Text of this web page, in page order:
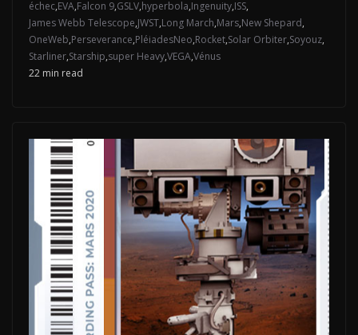
échec,EVA,Falcon 9,GSLV,hyperbola,Ingenuity,ISS,
James Webb Telescope,JWST,Long March,Mars,New Shepard,
OneWeb,Perseverance,PléiadesNeo,Rocket,Solar Orbiter,Soyouz,
Starliner,Starship,super Heavy,VEGA,Vénus
22 min read